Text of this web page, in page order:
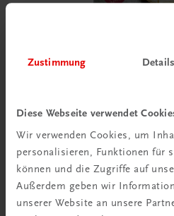
Zustimmung Details
Diese Webseite verwendet
Wir verwenden Cookies, um
personalisieren, Funktionen für
können und die Zugriffe auf
Außerdem geben wir
unserer Website an unsere
Bildung
Die Käsekenner
TRAUNER-DigiBox